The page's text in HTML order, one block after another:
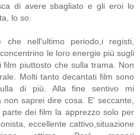
di avere sbagliato e gli eroi lo
lo so.
che nell'ultimo periodo,i registi,
le loro energie più sugli
piuttosto che sulla trama. Non
Molti tanto decantati film sono
di più. Alla fine sentivo mi
saprei dire cosa. E' seccante,
dei film la apprezzo solo per
eccellente cattivo,situazione